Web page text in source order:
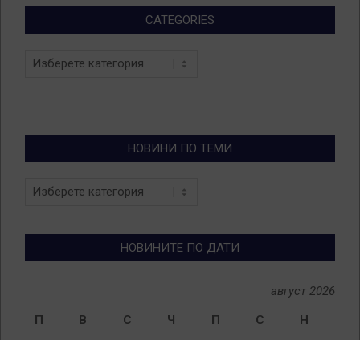
CATEGORIES
Categories
НОВИНИ ПО ТЕМИ
Новини
НОВИНИТЕ ПО ДАТИ
август 2026
П
В С Ч П С Н